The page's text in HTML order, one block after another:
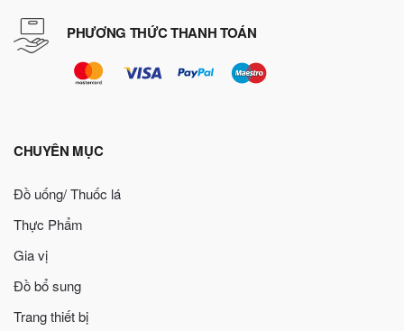
PHƯƠNG THỨC THANH TOÁN
CHUYÊN MỤC
Đồ uống/ Thuốc lá
Thực Phẩm
Gia vị
Đồ bổ sung
Trang thiết bị